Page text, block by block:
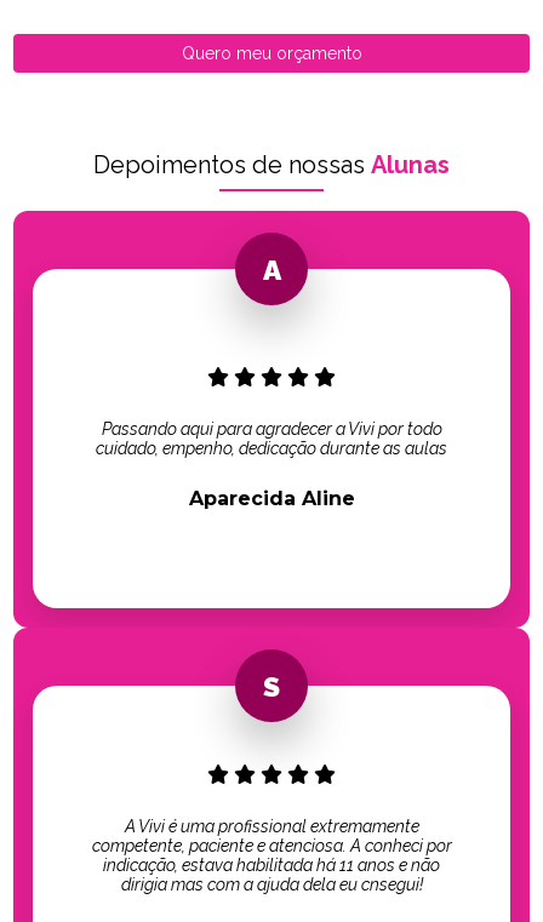
Quero meu orçamento
Depoimentos de nossas Alunas
Passando aqui para agradecer a Vivi por todo
cuidado, empenho, dedicação durante as aulas
Aparecida Aline
A Vivi é uma profissional extremamente
competente, paciente e atenciosa. A conheci por
indicação, estava habilitada há 11 anos e não
dirigia mas com a ajuda dela eu cnsegui!